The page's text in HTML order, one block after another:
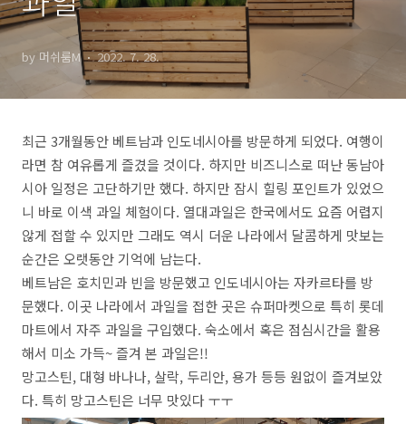
by 머쉬룸M 2022. 7. 28.
최근 3개월동안 베트남과 인도네시아를 방문하게 되었다. 여행이
라면 참 여유롭게 즐겼을 것이다. 하지만 비즈니스로 떠난 동남아
시아 일정은 고단하기만 했다. 하지만 잠시 힐링 포인트가 있었으
니 바로 이색 과일 체험이다. 열대과일은 한국에서도 요즘 어렵지
않게 접할 수 있지만 그래도 역시 더운 나라에서 달콤하게 맛보는
순간은 오랫동안 기억에 남는다.
베트남은 호치민과 빈을 방문했고 인도네시아는 자카르타를 방
문했다. 이곳 나라에서 과일을 접한 곳은 슈퍼마켓으로 특히 롯데
마트에서 자주 과일을 구입했다. 숙소에서 혹은 점심시간을 활용
해서 미소 가득~ 즐겨 본 과일은!!
망고스틴, 대형 바나나, 살락, 두리안, 용가 등등 원없이 즐겨보았
다. 특히 망고스틴은 너무 맛있다 ㅜㅜ